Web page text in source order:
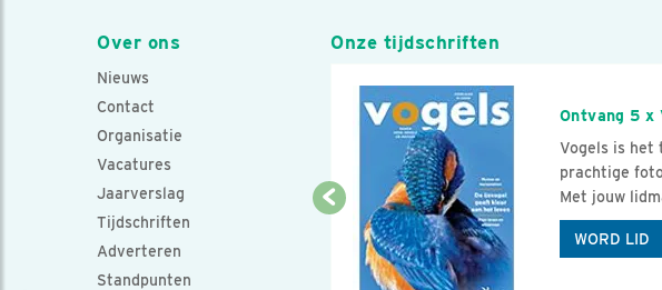
Over ons
Nieuws
Contact
Organisatie
Vacatures
Jaarverslag
Tijdschriften
Adverteren
Standpunten
Onze tijdschriften
Ontvang 5 x
Vogels is het
prachtige
Met jouw
WORD LID